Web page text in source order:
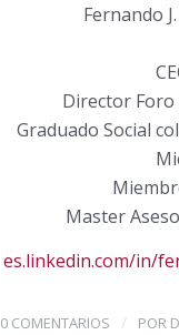
Fernando
Director Foro
Graduado Social
Master
es.linkedin.com/in/
0 COMENTARIOS / POR